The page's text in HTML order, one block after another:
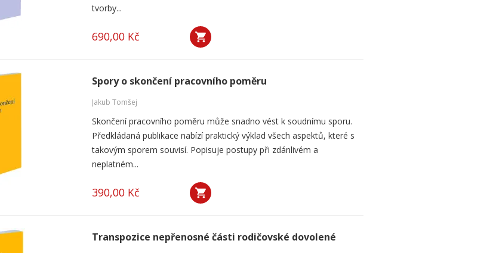
tvorby...
690,00 Kč
Spory o skončení pracovního poměru
Jakub Tomšej
Skončení pracovního poměru může snadno vést k soudnímu sporu.
Předkládaná publikace nabízí praktický výklad všech aspektů, které s
takovým sporem souvisí. Popisuje postupy při zdánlivém a
neplatném...
390,00 Kč
Transpozice nepřenosné části rodičovské dovolené